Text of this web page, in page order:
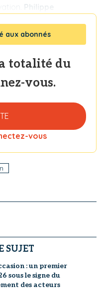
Philippe
aux abonnés
totalité du
vous.
vous
SUJET
: un premier
sous le signe du
des acteurs